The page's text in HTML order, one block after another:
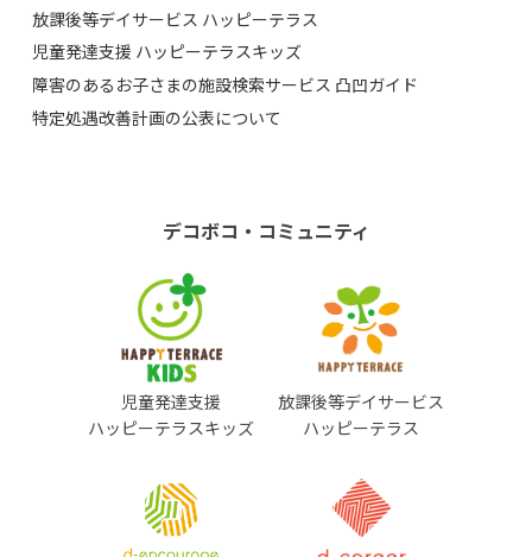
放課後等デイサービス ハッピーテラス
児童発達支援 ハッピーテラスキッズ
障害のあるお子さまの施設検索サービス 凸凹ガイド
特定処遇改善計画の公表について
デコボコ・コミュニティ
児童発達支援
ハッピーテラスキッズ
放課後等デイサービス
ハッピーテラス